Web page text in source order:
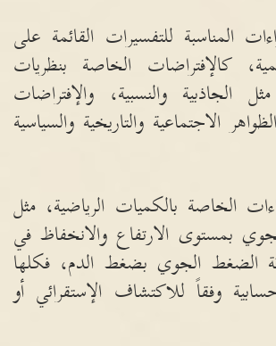
المناسبة للتفسيرات القائمة على
كالإفتراضات الخاصة بنظريات
الجاذبية والنسبية، والإفتراضات
الاجتماعية والتاريخية والسياسية
الخاصة بالكميات الرياضية، مثل
بمستوى الارتفاع والانخفاظ في
الضغط الجوي بضغط الدم، فكلها
وفقاً للاكتشاف الإستقرائي أو